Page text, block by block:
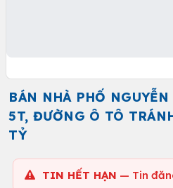
BÁN NHÀ PHỐ
5T, ĐƯỜNG Ô TÔ
TỶ
TIN HẾT HẠN — Tin